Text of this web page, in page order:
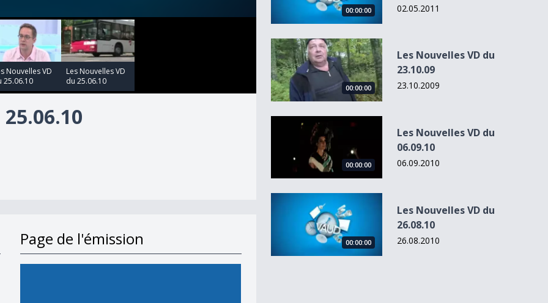
Nouvelles VD
25.06.10
Les Nouvelles VD
du 25.06.10
25.06.10
Page de l'émission
00:00:00 02.05.2011
Les Nouvelles VD du 23.10.09
00:00:00
Les Nouvelles VD du
23.10.09
23.10.2009
Les Nouvelles VD du 06.09.10
00:00:00
Les Nouvelles VD du
06.09.10
06.09.2010
Les Nouvelles VD du 26.08.10
00:00:00
Les Nouvelles VD du
26.08.10
26.08.2010